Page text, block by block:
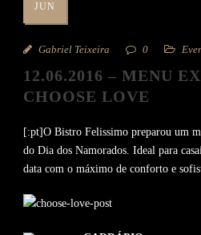
JUN
Gabriel Teixeira 0
12.06.2016 – MENU
CHOOSE LOVE
[:pt]O Bistro Felissimo preparou um
do Dia dos Namorados. Ideal para
data com o máximo de conforto e